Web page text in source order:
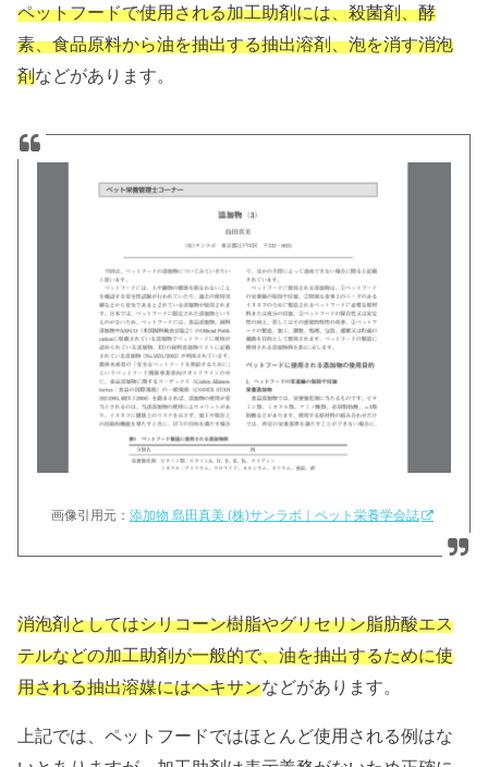
ペットフードで使用される加工助剤には、殺菌剤、酵
素、食品原料から油を抽出する抽出溶剤、泡を消す消泡
剤などがあります。
画像引用元： 添加物 島田真美 (株)サンラボ｜ペット栄養学会誌
消泡剤としてはシリコーン樹脂やグリセリン脂肪酸エス
テルなどの加工助剤が一般的で、油を抽出するために使
用される抽出溶媒にはヘキサンなどがあります。
上記では、ペットフードではほとんど使用される例はな